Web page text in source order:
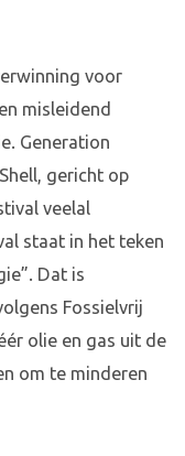
voor
misleidend
Generation
gericht op
veelal
staat in het teken
Dat is
Fossielvrij
olie en gas uit de
om te minderen